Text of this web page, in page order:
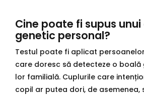
Cine poate fi supus
genetic personal?
Testul poate fi aplicat
care doresc să detecteze o boală
lor familială. Cuplurile care
copil ar putea dori, de asemenea,